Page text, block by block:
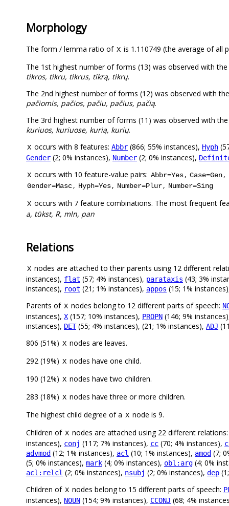
Morphology
The form / lemma ratio of X is 1.110749 (the average of all
The 1st highest number of forms (13) was observed with the
tikros, tikru, tikrus, tikrą, tikrų.
The 2nd highest number of forms (12) was observed with
pačiomis, pačios, pačiu, pačius, pačią.
The 3rd highest number of forms (11) was observed with
kuriuos, kuriuose, kurią, kurių.
X occurs with 8 features: Abbr (866; 55% instances), Hyph
Gender (2; 0% instances), Number (2; 0% instances),
X occurs with 10 feature-value pairs: Abbr=Yes, Case=Gen,
Gender=Masc, Hyph=Yes, Number=Plur, Number=Sing
X occurs with 7 feature combinations. The most frequent
a, tūkst, R, mln, pan
Relations
X nodes are attached to their parents using 12 different
instances), flat (57; 4% instances), parataxis (43; 3%
instances), root (21; 1% instances), appos (15; 1%
Parents of X nodes belong to 12 different parts of speech:
instances), X (157; 10% instances), PROPN (146; 9%
instances), DET(55; 4% instances), (21; 1% instances), ADJ
806 (51%) X nodes are leaves.
292 (19%) X nodes have one child.
190 (12%) X nodes have two children.
283 (18%) X nodes have three or more children.
The highest child degree of a X node is 9.
Children of X nodes are attached using 22 different
instances), conj (117; 7% instances), cc (70; 4% instances),
advmod (12; 1% instances), acl (10; 1% instances), amod (7;
(5; 0% instances), mark (4; 0% instances), obl:arg (4; 0%
acl:relcl (2; 0% instances), nsubj (2; 0% instances), dep
Children of X nodes belong to 15 different parts of speech:
instances), NOUN (154; 9% instances), CCONJ (68; 4%